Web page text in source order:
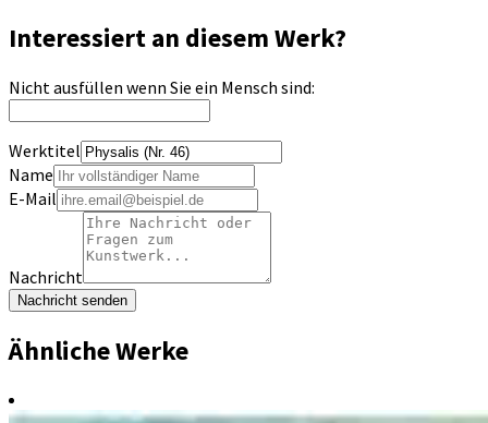
Interessiert an diesem Werk?
Nicht ausfüllen wenn Sie ein Mensch sind:
Werktitel
Name
E-Mail
Nachricht
Nachricht senden
Ähnliche Werke